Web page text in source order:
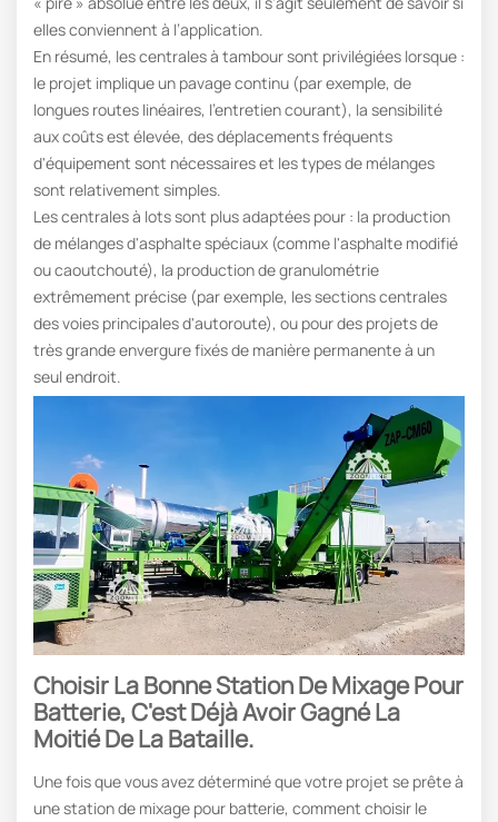
elles conviennent à l’application.
En résumé, les centrales à tambour sont privilégiées lorsque :
le projet implique un pavage continu (par exemple, de
longues routes linéaires, l'entretien courant), la sensibilité
aux coûts est élevée, des déplacements fréquents
d'équipement sont nécessaires et les types de mélanges
sont relativement simples.
Les centrales à lots sont plus adaptées pour : la production
de mélanges d'asphalte spéciaux (comme l'asphalte modifié
ou caoutchouté), la production de granulométrie
extrêmement précise (par exemple, les sections centrales
des voies principales d'autoroute), ou pour des projets de
très grande envergure fixés de manière permanente à un
seul endroit.
Choisir La Bonne Station De Mixage Pour
Batterie, C'est Déjà Avoir Gagné La
Moitié De La Bataille.
Une fois que vous avez déterminé que votre projet se prête à
une station de mixage pour batterie, comment choisir le